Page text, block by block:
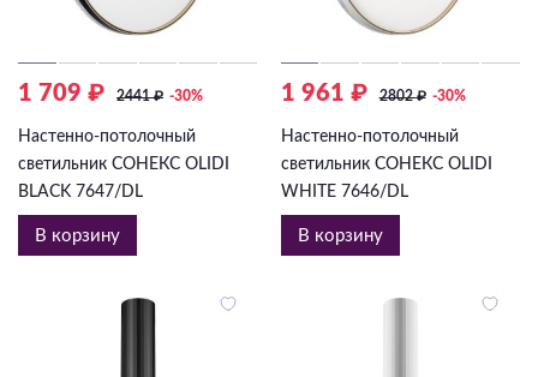
1 709 ₽ 2441₽ -30%
Настенно-потолочный
светильник СОНЕКС OLIDI
BLACK 7647/DL
В корзину
1 961 ₽ 2802₽ -30%
Настенно-потолочный
светильник СОНЕКС OLIDI
WHITE 7646/DL
В корзину